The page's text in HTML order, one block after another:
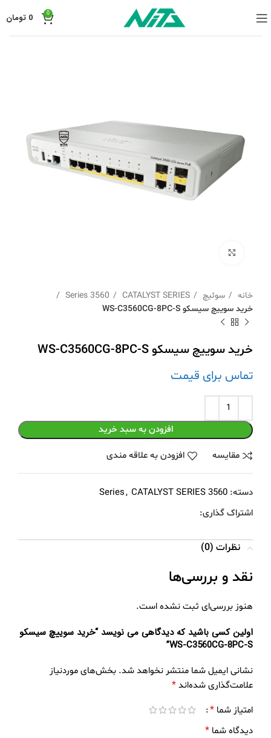
0
0 تومان
خانه سوئیچ CATALYST SERIES
3560 Series
خرید سوییچ سیسکو WS-C3560CG-8PC-S
خرید سوییچ سیسکو WS-C3560CG-8PC-S
تماس برای قیمت
افزودن به سبد خرید
مقايسه افزودن به علاقه مندی
دسته: 3560 Series
, CATALYST SERIES
اشتراک گذاری:
نظرات (0)
نقد و بررسی‌ها
هنوز بررسی‌ای ثبت نشده است.
اولین کسی باشید که دیدگاهی می نویسد “خرید سوییچ سیسکو
WS-C3560CG-8PC-S”
نشانی ایمیل شما منتشر نخواهد شد. بخش‌های موردنیاز
علامت‌گذاری شده‌اند*
امتیاز شما *
دیدگاه شما *